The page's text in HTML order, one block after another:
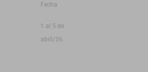
Fecha
1 al 5 de
abril/26.